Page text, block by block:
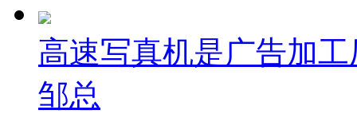
高速写真机是广告加
邹总